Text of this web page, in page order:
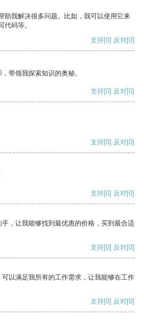
助我解决很多问题。比如，我可以使用它来
代码等。
支持[0] 反对[0]
带领我探索知识的奥秘。
支持[0] 反对[0]
支持[0] 反对[0]
支持[0] 反对[0]
，让我能够找到最优惠的价格，买到最合适
支持[0] 反对[0]
以满足我所有的工作需求，让我能够在工作
支持[0] 反对[0]